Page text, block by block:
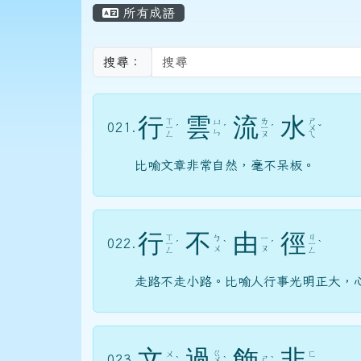
所有成語
搜尋：
021. 行 ㄒ
ㄧ
ㄥ
ˊ 雲 ㄩ
ㄣ ˊ 流 ㄌ
ㄧ
ㄡ
ˊ 水 ㄕ
ㄨ
ㄟ
ˇ
比喻文章非常自然，毫不呆板。
022. 行 ㄒ
ㄧ
ㄥ
ˊ 不 ㄅ
ㄨ ˋ 由 ㄧ
ㄡ ˊ 徑 ㄐ
ㄧ
ㄥ
ˋ
走路不走小路。比喻人行事光明正大，
ㄨ
ㄍ
ㄕ
ㄈ